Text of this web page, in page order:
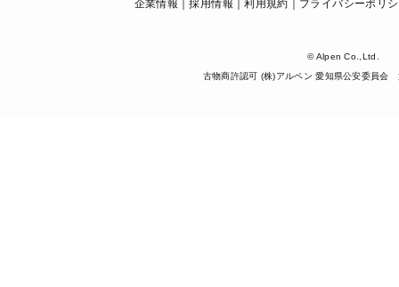
企業情報 採用情報 利用規約 プライバシーポリ
© Alpen Co.,Ltd.
古物商許認可 (株)アルペン 愛知県公安委員